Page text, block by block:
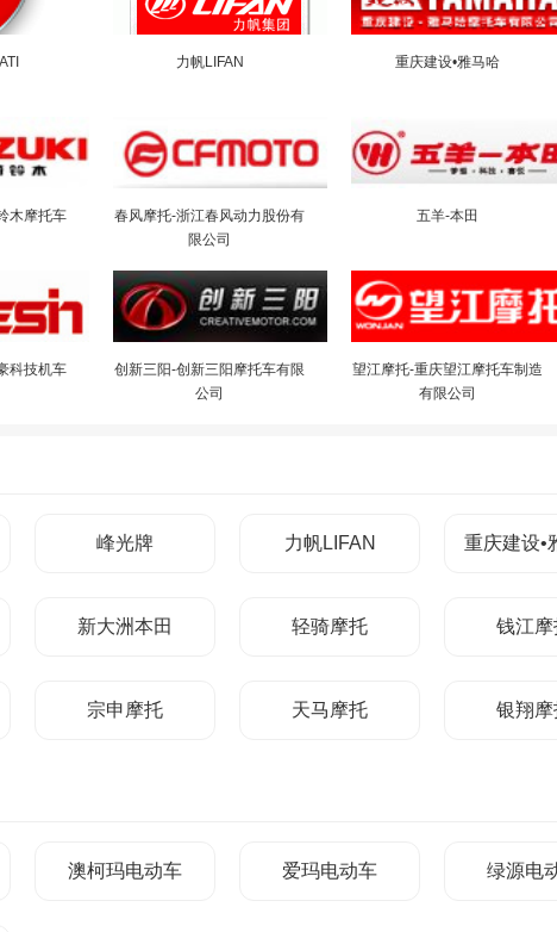
力帆LIFAN 重庆建设•雅马哈
木摩托车
春风摩托-浙江春风动力股份有
限公司
五羊-本田
科技机车
创新三阳-创新三阳摩托车有限
公司
望江摩托-重庆望江摩托车制造
有限公司
峰光牌 力帆LIFAN 重庆建设•
新大洲本田 轻骑摩托 钱江摩
宗申摩托 天马摩托 银翔摩
澳柯玛电动车 爱玛电动车 绿源电